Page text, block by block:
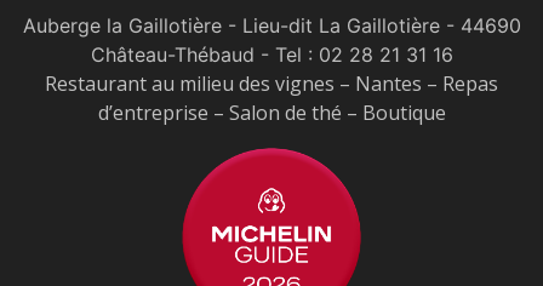
Auberge la Gaillotière - Lieu-dit La Gaillotière - 44690
Château-Thébaud - Tel : 02 28 21 31 16
Restaurant au milieu des vignes – Nantes – Repas
d’entreprise – Salon de thé – Boutique